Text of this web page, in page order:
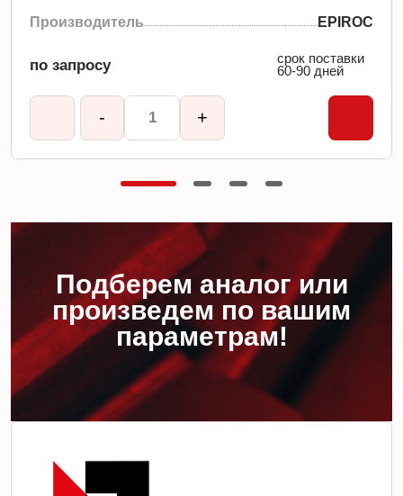
Производитель EPIROC
по запросу
срок поставки
60-90 дней
- +
Подберем аналог или
произведем по вашим
параметрам!